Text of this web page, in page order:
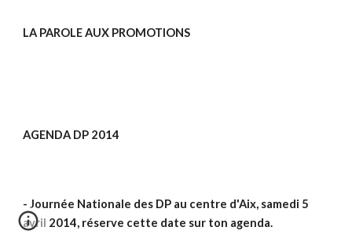
LA PAROLE AUX PROMOTIONS
AGENDA DP 2014
- Journée Nationale des DP au centre d'Aix, samedi 5
avril 2014, réserve cette date sur ton agenda.